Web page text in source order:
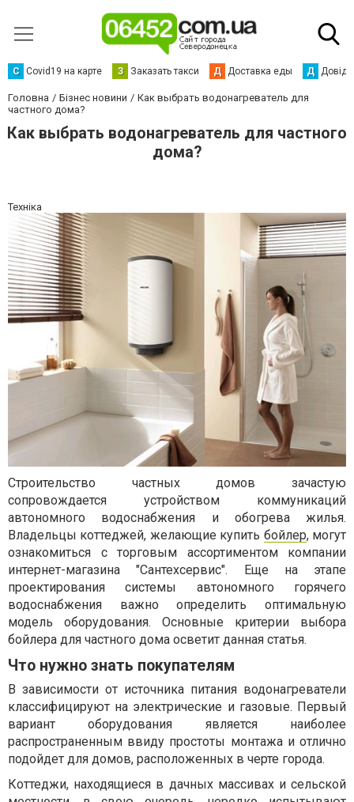
С Сovid19 на карте З Заказать такси Д Доставка еды Д
Головна Бізнес новини
Как выбрать водонагреватель для
частного дома?
Как выбрать водонагреватель для частного
дома?
Техніка
Строительство частных домов зачастую
сопровождается устройством коммуникаций
автономного водоснабжения и обогрева жилья.
Владельцы коттеджей, желающие купить бойлер, могут
ознакомиться с торговым ассортиментом компании
интернет-магазина "Сантехсервис". Еще на этапе
проектирования системы автономного горячего
водоснабжения важно определить оптимальную
модель оборудования. Основные критерии выбора
бойлера для частного дома осветит данная статья.
Что нужно знать покупателям
В зависимости от источника питания водонагреватели
классифицируют на электрические и газовые. Первый
вариант оборудования является наиболее
распространенным ввиду простоты монтажа и отлично
подойдет для домов, расположенных в черте города.
Коттеджи, находящиеся в дачных массивах и сельской